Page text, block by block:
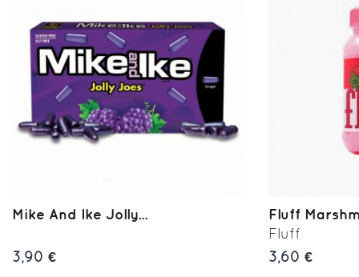
Mike And Ike Jolly...
3,90 €
Fluff
Fluff
3,60 €